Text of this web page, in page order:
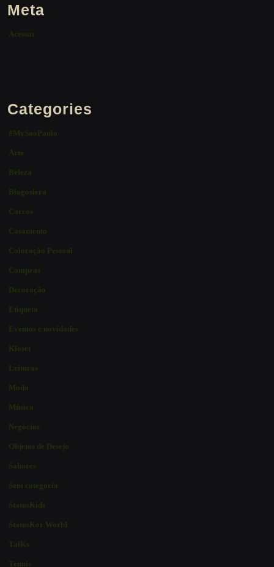
Meta
Acessar
Categories
#MySaoPaulo
Arte
Beleza
Blogosfera
Carros
Casamento
Coloração Pessoal
Compras
Decoração
Etiqueta
Eventos e novidades
Kloset
Leituras
Moda
Música
Negócios
Objetos de Desejo
Sabores
Sem categoria
StatusKids
StatusKor World
TalKs
Tennis